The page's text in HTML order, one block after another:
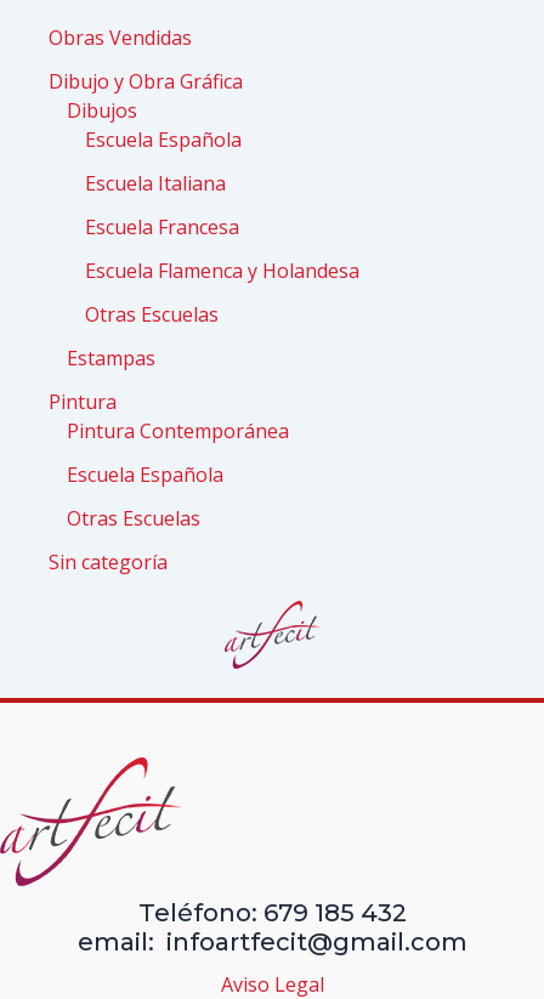
Obras Vendidas
Dibujo y Obra Gráfica
Dibujos
Escuela Española
Escuela Italiana
Escuela Francesa
Escuela Flamenca y Holandesa
Otras Escuelas
Estampas
Pintura
Pintura Contemporánea
Escuela Española
Otras Escuelas
Sin categoría
Teléfono: 679 185 432
email: infoartfecit@gmail.com
Aviso Legal